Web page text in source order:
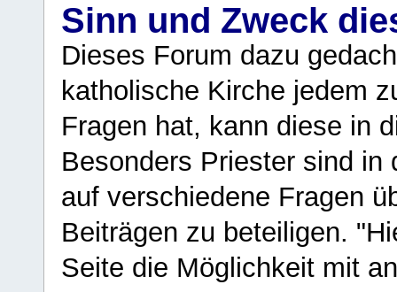
Sinn und Zweck
Dieses Forum dazu
katholische Kirche jedem
Fragen hat, kann diese in
Besonders Priester sind in
auf verschiedene Fragen
Beiträgen zu beteiligen.
Seite die Möglichkeit mit